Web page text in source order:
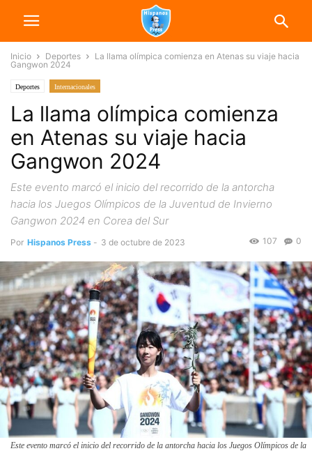
Inicio Deportes
La llama olímpica comienza en Atenas su viaje hacia
Gangwon 2024
Deportes Internacionales
La llama olímpica comienza
en Atenas su viaje hacia
Gangwon 2024
Este evento marcó el inicio del recorrido de la antorcha
hacia los Juegos Olímpicos de la Juventud de Invierno
Gangwon 2024 en Corea del Sur
Por Hispanos Press - 3 de octubre de 2023 0
107
Este evento marcó el inicio del recorrido de la antorcha hacia los Juegos Olímpicos de la